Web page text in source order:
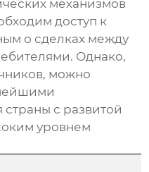
механизмов
доступ к
о сделках между
Однако,
можно
с развитой
уровнем